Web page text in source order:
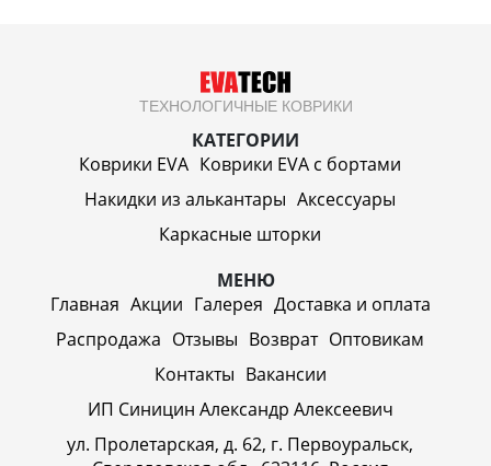
ТЕХНОЛОГИЧНЫЕ КОВРИКИ
КАТЕГОРИИ
Коврики EVA Коврики EVA c бортами
Накидки из алькантары Аксессуары
Каркасные шторки
МЕНЮ
Главная Акции Галерея Доставка и оплата
Распродажа Отзывы Возврат Оптовикам
Контакты Вакансии
ИП Синицин Александр Алексеевич
ул. Пролетарская, д. 62, г. Первоуральск,